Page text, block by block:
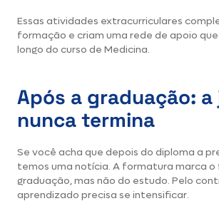
Essas atividades extracurriculares
formação e criam uma rede de apoio
longo do curso de Medicina.
Após a graduação:
nunca termina
Se você acha que depois do diploma a
temos uma notícia. A formatura marca o
graduação, mas não do estudo. Pelo
aprendizado precisa se intensificar.